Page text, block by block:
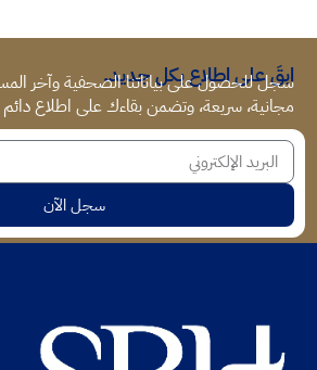
ابقَ على اطلاع بكل جديد.
سجل للحصول على بياناتنا الصحفية وآخر
مجانية، سريعة، وتضمن بقاءك على اطلاع دائم
سجل الآن